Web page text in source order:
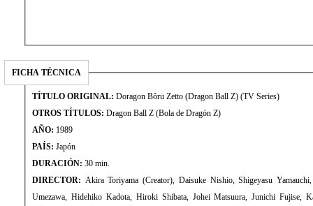
FICHA TÉCNICA
TÍTULO ORIGINAL: Doragon Bôru Zetto (Dragon Ball Z) (TV Series)
OTROS TÍTULOS: Dragon Ball Z (Bola de Dragón Z)
AÑO: 1989
PAÍS: Japón
DURACIÓN: 30 min.
DIRECTOR: Akira Toriyama (Creator), Daisuke Nishio, Shigeyasu
Umezawa, Hidehiko Kadota, Hiroki Shibata, Johei Matsuura, Junichi Fujise,